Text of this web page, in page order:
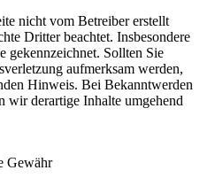
nicht vom Betreiber erstellt
Dritter beachtet. Insbesondere
gekennzeichnet. Sollten Sie
aufmerksam werden,
Hinweis. Bei Bekanntwerden
wir derartige Inhalte umgehend
Gewähr